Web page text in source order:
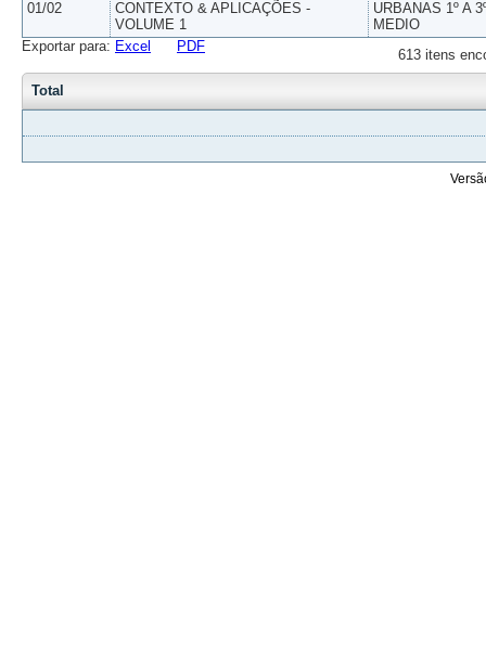
01/02
CONTEXTO & APLICAÇÕES -
VOLUME 1
URBANAS 1º A
MEDIO
613 itens
Exportar para: Excel PDF
Total